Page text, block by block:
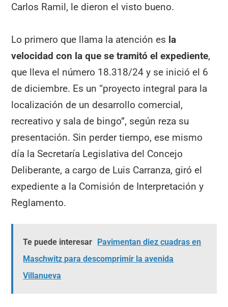
Carlos Ramil, le dieron el visto bueno.
Lo primero que llama la atención es la
velocidad con la que se tramitó el expediente,
que lleva el número 18.318/24 y se inició el 6
de diciembre. Es un “proyecto integral para la
localización de un desarrollo comercial,
recreativo y sala de bingo”, según reza su
presentación. Sin perder tiempo, ese mismo
día la Secretaría Legislativa del Concejo
Deliberante, a cargo de Luis Carranza, giró el
expediente a la Comisión de Interpretación y
Reglamento.
Te puede interesar Pavimentan diez cuadras en
Maschwitz para descomprimir la avenida
Villanueva